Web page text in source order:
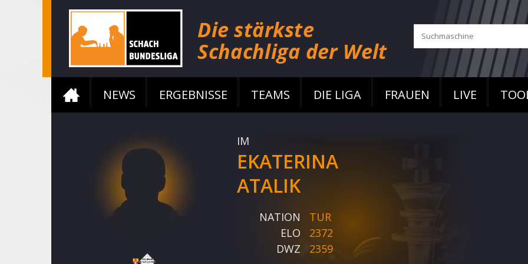
NEWS ERGEBNISSE TEAMS DIE LIGA FRAUEN LIVE
IM
EKATERINA
ATALIK
NATION
TUR
ELO
2372
DWZ
2359